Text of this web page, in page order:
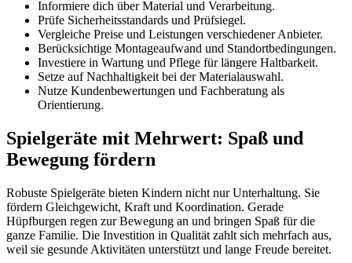
Informiere dich über Material und Verarbeitung.
Prüfe Sicherheitsstandards und Prüfsiegel.
Vergleiche Preise und Leistungen verschiedener Anbieter.
Berücksichtige Montageaufwand und Standortbedingungen.
Investiere in Wartung und Pflege für längere Haltbarkeit.
Setze auf Nachhaltigkeit bei der Materialauswahl.
Nutze Kundenbewertungen und Fachberatung als
Orientierung.
Spielgeräte mit Mehrwert: Spaß und
Bewegung fördern
Robuste Spielgeräte bieten Kindern nicht nur Unterhaltung. Sie
fördern Gleichgewicht, Kraft und Koordination. Gerade
Hüpfburgen regen zur Bewegung an und bringen Spaß für die
ganze Familie. Die Investition in Qualität zahlt sich mehrfach aus,
weil sie gesunde Aktivitäten unterstützt und lange Freude bereitet.